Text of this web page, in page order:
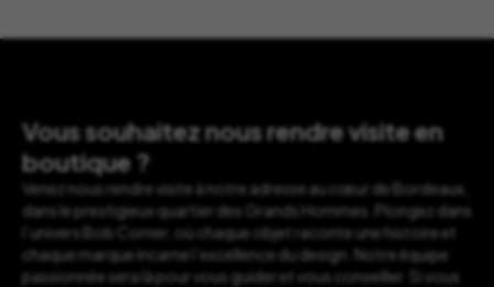
Vous souhaitez nous rendre visite en
boutique ?
Venez nous rendre visite à notre adresse au cœur de Bordeaux,
dans le prestigieux quartier des Grands Hommes. Plongez dans
l’univers Bob Corner, où chaque objet raconte une histoire et
chaque marque incarne l’excellence du design. Notre équipe
passionnée sera là pour vous guider et vous conseiller. Si vous